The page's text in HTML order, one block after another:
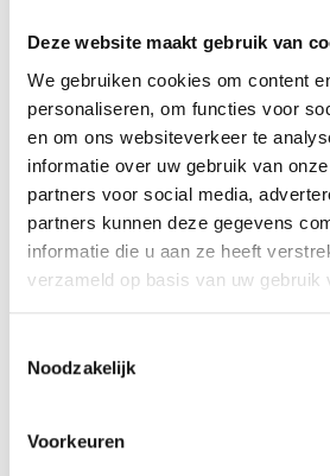
Deze website maakt gebruik van
We gebruiken cookies om content
personaliseren, om functies voor
en om ons websiteverkeer te
informatie over uw gebruik van
partners voor social media,
partners kunnen deze gegevens
informatie die u aan ze heeft
verzameld op basis van uw gebruik
Noodzakelijk
Voorkeuren
Als de deelnemers een gang afgerond
tafels weer netjes worden en breng je de
koffie en het afscheid van de deelnemers
maken we de Grill Academie ruimte weer
Waar zijn we naar op zoek
We zoeken een dame of heer die niet bang
de deelnemers en die van aanpakken weet.
pré, maar geen vereiste.
Een hele gave werkplek waar mensen komen
de deelnemers het ook. We verwachten je in
en/of vrijdag van 16:00 tot 22:00 uur in te